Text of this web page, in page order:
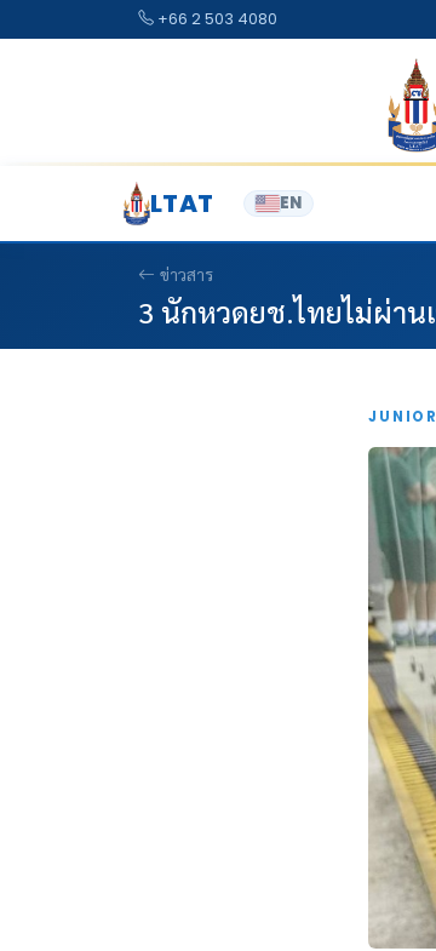
+66 2 503 4080
LTAT EN
ข่าวสาร
3 นักหวดยช.ไทยไม่ผ่าน